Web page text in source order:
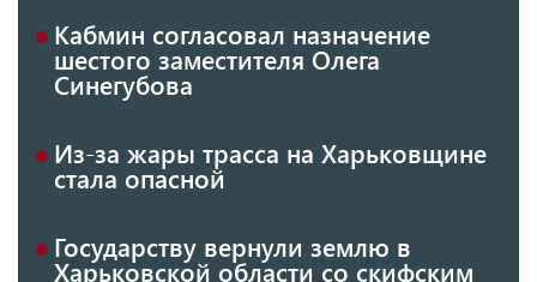
Кабмин согласовал назначение
шестого заместителя Олега
Синегубова
Из-за жары трасса на Харьковщине
стала опасной
Государству вернули землю в
Харьковской области со скифским